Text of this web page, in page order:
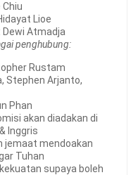
Chiu
Lioe
: Dewi Atmadja
penghubung:
Rustam
Stephen Arjanto,
Phan
akan diadakan di
Inggris
jemaat mendoakan
Tuhan
supaya boleh